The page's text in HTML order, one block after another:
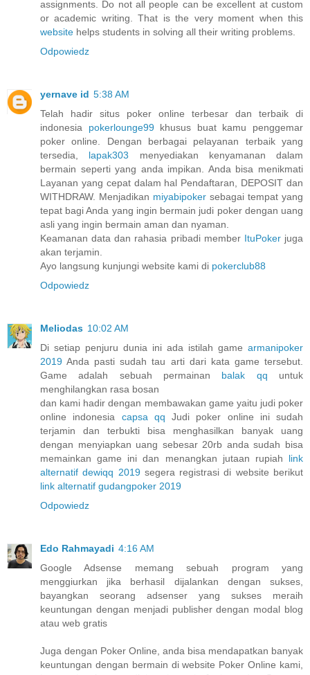
assignments. Do not all people can be excellent at custom
or academic writing. That is the very moment when this
website helps students in solving all their writing problems.
Odpowiedz
yernave id 5:38 AM
Telah hadir situs poker online terbesar dan terbaik di
indonesia pokerlounge99khusus buat kamu penggemar
poker online. Dengan berbagai pelayanan terbaik yang
tersedia, lapak303 menyediakan kenyamanan dalam
bermain seperti yang anda impikan. Anda bisa menikmati
Layanan yang cepat dalam hal Pendaftaran, DEPOSIT dan
WITHDRAW. Menjadikan miyabipoker sebagai tempat yang
tepat bagi Anda yang ingin bermain judi poker dengan uang
asli yang ingin bermain aman dan nyaman.
Keamanan data dan rahasia pribadi member ItuPokerjuga
akan terjamin.
Ayo langsung kunjungi website kami di pokerclub88
Odpowiedz
Meliodas 10:02 AM
Di setiap penjuru dunia ini ada istilah game armanipoker
2019 Anda pasti sudah tau arti dari kata game tersebut.
Game adalah sebuah permainan balak qq untuk
menghilangkan rasa bosan
dan kami hadir dengan membawakan game yaitu judi poker
online indonesia capsa qq Judi poker online ini sudah
terjamin dan terbukti bisa menghasilkan banyak uang
dengan menyiapkan uang sebesar 20rb anda sudah bisa
memainkan game ini dan menangkan jutaan rupiah link
alternatif dewiqq 2019segera registrasi di website berikut
link alternatif gudangpoker 2019
Odpowiedz
Edo Rahmayadi 4:16 AM
Google Adsense memang sebuah program yang
menggiurkan jika berhasil dijalankan dengan sukses,
bayangkan seorang adsenser yang sukses meraih
keuntungan dengan menjadi publisher dengan modal blog
atau web gratis
Juga dengan Poker Online, anda bisa mendapatkan banyak
keuntungan dengan bermain di website Poker Online kami,